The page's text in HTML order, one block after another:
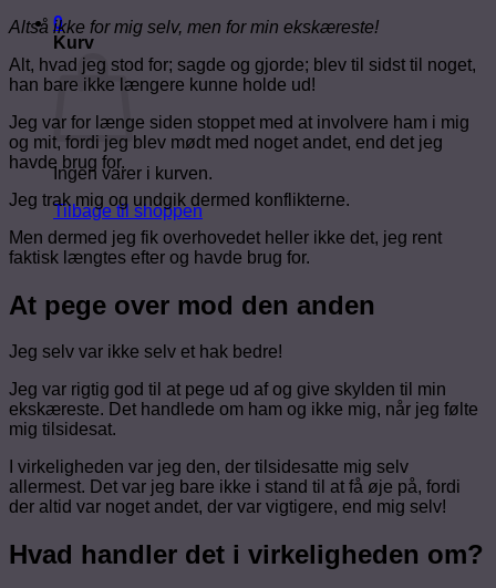
0
Kurv
Ingen varer i kurven.
Tilbage til shoppen
Altså ikke for mig selv, men for min ekskæreste!
Alt, hvad jeg stod for; sagde og gjorde; blev til sidst til noget,
han bare ikke længere kunne holde ud!
Jeg var for længe siden stoppet med at involvere ham i mig
og mit, fordi jeg blev mødt med noget andet, end det jeg
havde brug for.
Jeg trak mig og undgik dermed konflikterne.
Men dermed jeg fik overhovedet heller ikke det, jeg rent
faktisk længtes efter og havde brug for.
At pege over mod den anden
Jeg selv var ikke selv et hak bedre!
Jeg var rigtig god til at pege ud af og give skylden til min
ekskæreste. Det handlede om ham og ikke mig, når jeg følte
mig tilsidesat.
I virkeligheden var jeg den, der tilsidesatte mig selv
allermest. Det var jeg bare ikke i stand til at få øje på, fordi
der altid var noget andet, der var vigtigere, end mig selv!
Hvad handler det i virkeligheden om?